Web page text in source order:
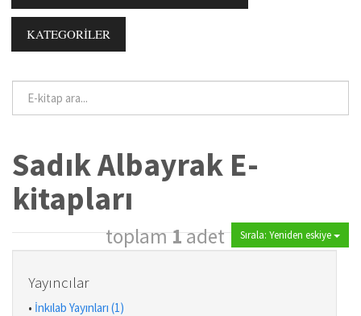
KATEGORİLER
Sadık Albayrak E-
kitapları
toplam1adet Sırala: Yeniden eskiye
Yayıncılar
• İnkılab Yayınları (1)